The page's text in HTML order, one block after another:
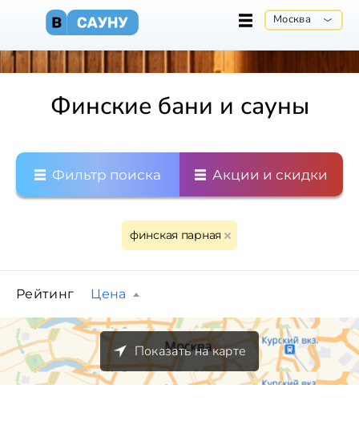
Москва
Финские бани и сауны
Фильтр поиска Акции и скидки
финская парная
Рейтинг Цена
Показать на карте